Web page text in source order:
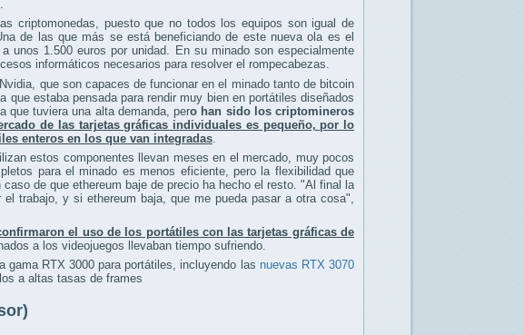
criptomonedas, puesto que no todos los equipos son igual de
de las que más se está beneficiando de este nueva ola es el
unos 1.500 euros por unidad. En su minado son especialmente
informáticos necesarios para resolver el rompecabezas.
que son capaces de funcionar en el minado tanto de bitcoin
estaba pensada para rendir muy bien en portátiles diseñados
que tuviera una alta demanda, pero han sido los criptomineros
de las tarjetas gráficas individuales es pequeño, por lo
enteros en los que van integradas
estos componentes llevan meses en el mercado, muy pocos
para el minado es menos eficiente, pero la flexibilidad que
de que ethereum baje de precio ha hecho el resto. "Al final la
trabajo, y si ethereum baja, que me pueda pasar a otra cosa",
el uso de los portátiles con las tarjetas gráficas de
a los videojuegos llevaban tiempo sufriendo.
gama RTX 3000 para portátiles, incluyendo las nuevas RTX 3070
a altas tasas de frames